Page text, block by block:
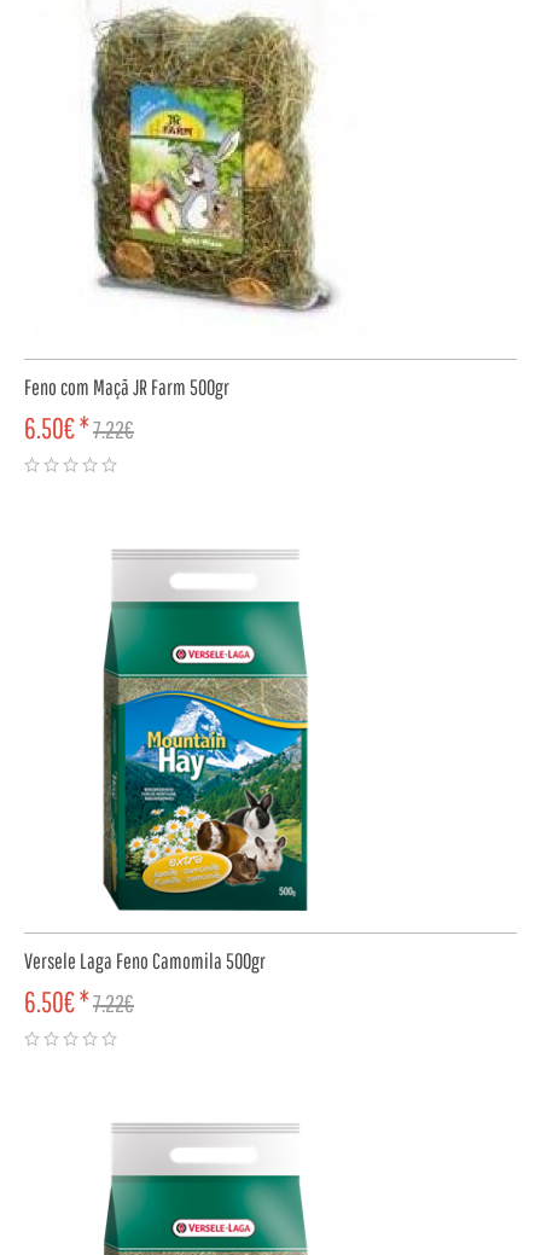
Feno com Maçã JR Farm 500gr
6.50€ *7.22€
Versele Laga Feno Camomila 500gr
6.50€ *7.22€